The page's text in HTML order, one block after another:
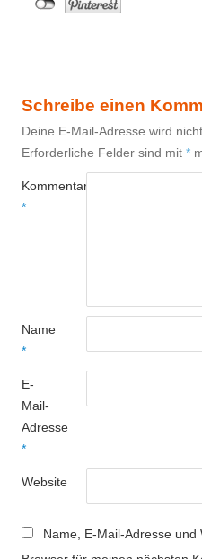
Schreibe einen
Deine E-Mail-Adresse wird
Erforderliche Felder sind mit *
Kommentar
*
Name
*
E-
Mail-
Adresse
*
Website
Name, E-Mail-Adresse und